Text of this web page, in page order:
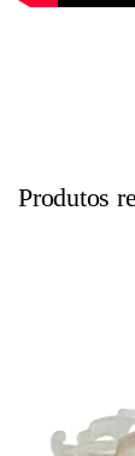
Produtos